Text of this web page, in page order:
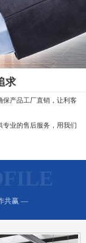
求
保产品工厂直销，让利客
业的售后服务，用我们
共赢 —